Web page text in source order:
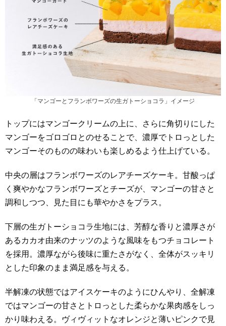
「マンゴーとフランボワーズの生ガトーショコラ」イメージ
トップにはマンゴークリームの上に、さらに角切りにした
マンゴーをゴロゴロとのせることで、濃厚でトロっとした
マンゴーそのものの味わいも楽しめるよう仕上げている。
中央の層はフランボワーズのレアチーズケーキ。甘酸っぱ
く爽やかなフランボワーズとチーズが、マンゴーの甘さと
調和しつつ、見た目にも華やかさをプラス。
下層の生ガトーショコラ生地には、芳醇な香りと濃厚さが
あるカカオ由来のナッツのような風味をもつチョコレート
を採用。濃厚ながら後味に重たさがなく、全体がスッキリ
とした印象のまま満足感を与える。
半解凍の状態ではアイスケーキのようにひんやり、全解凍
ではマンゴーの甘さとトロっとした柔らかな果肉感をしっ
かり味わえる。ヴィヴィットなオレンジと薄いピンクで見